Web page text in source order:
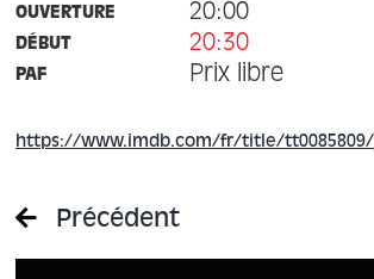
OUVERTURE 20:00
DÉBUT 20:30
PAF Prix libre
https://www.imdb.com/fr/title/tt0085809/
Précédent